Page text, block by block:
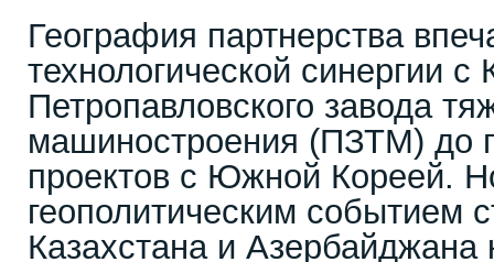
География партнерства
технологической синергии с
Петропавловского завода
машиностроения (ПЗТМ) до
проектов с Южной Кореей.
геополитическим событием
Казахстана и Азербайджана